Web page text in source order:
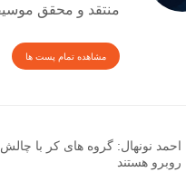
منتقد و محقق
مشاهده تمام پست ها
احمد نونهال: گروه های کر با چالش
روبرو هستند